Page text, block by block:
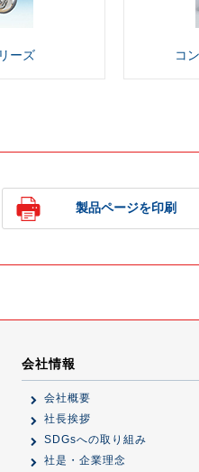
ーズ コ
製品ページを印刷
会社情報
会社概要
社長挨拶
SDGsへの取り組み
社是・企業理念